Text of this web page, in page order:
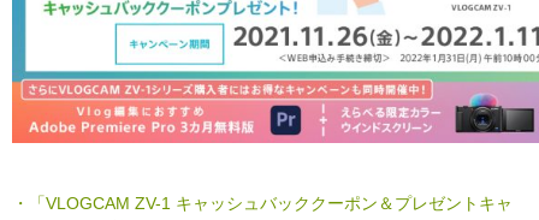
・「VLOGCAM ZV-1 キャッシュバッククーポン＆プレゼントキャ